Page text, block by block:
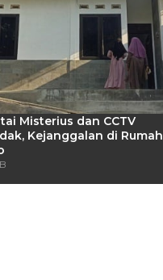
Misterius dan CCTV
Kejanggalan di Rumah